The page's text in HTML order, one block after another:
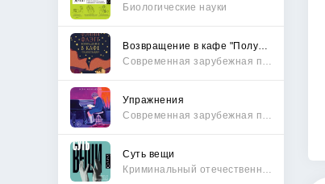
Биологические науки
Упражнения
Суть вещи